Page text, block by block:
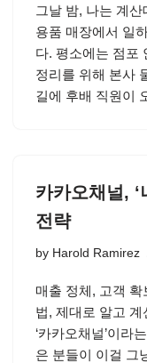
그날 밤, 나는 계
용품 매장에서 일
다. 평소에는 점포
정리를 위해 본사
길에 후배 직원이
카카오채널, ‘
전략
by Harold Ramirez
매출 정체, 고객 확
법, 제대로 알고
‘카카오채널’이라
은 분들이 이걸 그